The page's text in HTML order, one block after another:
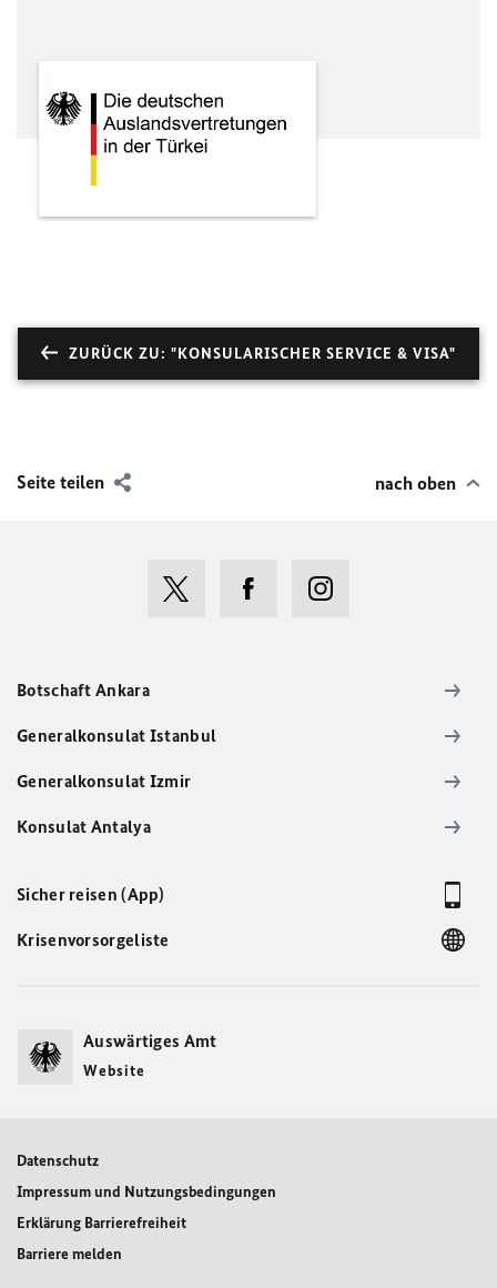
ZURÜCK ZU: "KONSULARISCHER SERVICE & VISA"
Seite teilen nach oben
Botschaft Ankara
Generalkonsulat Istanbul
Generalkonsulat Izmir
Konsulat Antalya
Sicher reisen (App)
Krisenvorsorgeliste
Auswärtiges Amt
Website
Datenschutz
Impressum und Nutzungsbedingungen
Erklärung Barrierefreiheit
Barriere melden